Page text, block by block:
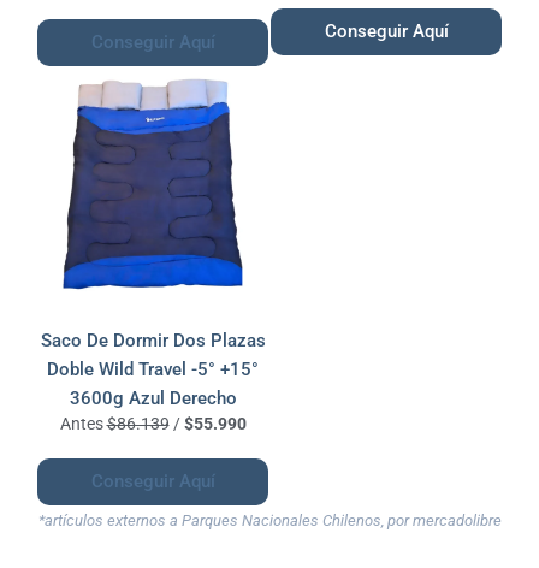
Conseguir Aquí Conseguir Aquí
Saco De Dormir Dos Plazas
Doble Wild Travel -5° +15°
3600g Azul Derecho
Antes$86.139/$55.990
Conseguir Aquí
*artículos externos a Parques Nacionales Chilenos, por mercadolibre